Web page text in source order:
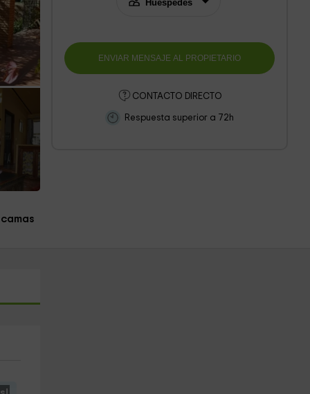
CONTACTO DIRECTO
Respuesta superior a 72h
camas